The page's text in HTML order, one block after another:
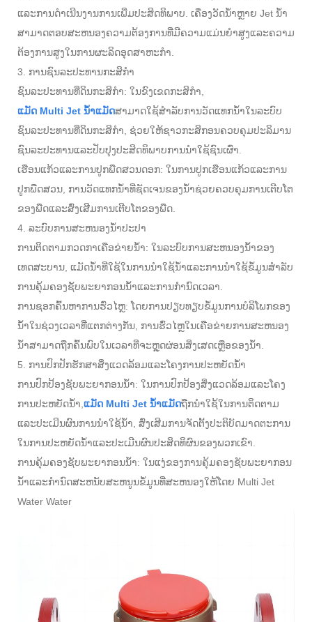
ແລະການດໍາເນີນງານການເພີ່ມປະສິດທິພາບ. ເຄື່ອງວັດນ້ໍາຫຼາຍ Jet ນ້ໍາ
ສາມາດຕອບສະຫນອງຄວາມຕ້ອງການທີ່ມີຄວາມແມ່ນຍໍາສູງແລະຄວາມ
ຕ້ອງການສູງໃນການຜະລິດອຸດສາຫະກໍາ.
3. ການຊົນລະປະທານກະສິກໍາ
ຊົນລະປະທານທີ່ດິນກະສິກໍາ: ໃນຂົງເຂດກະສິກໍາ,
ແມັດ Multi Jet ນ້ໍາແມັດສາມາດໃຊ້ສໍາລັບການວັດແທກນ້ໍາໃນລະບົບ
ຊົນລະປະທານທີ່ດິນກະສິກໍາ, ຊ່ວຍໃຫ້ຊາວກະສິກອນຄວບຄຸມປະລິມານ
ຊົນລະປະທານແລະປັບປຸງປະສິດທິພາບການນໍາໃຊ້ຊົນເຜົ່າ.
ເຮືອນແກ້ວແລະການປູກພືດສວນດອກ: ໃນການປູກເຮືອນແກ້ວແລະການ
ປູກພືດສວນ, ການວັດແທກນ້ໍາທີ່ຊັດເຈນຂອງນ້ໍາຊ່ວຍຄວບຄຸມການເຕີບໂຕ
ຂອງພືດແລະສົ່ງເສີມການເຕີບໂຕຂອງພືດ.
4. ລະບົບການສະຫນອງນ້ໍາປະປາ
ການຕິດຕາມກວດກາເຄືອຂ່າຍນ້ໍາ: ໃນລະບົບການສະຫນອງນ້ໍາຂອງ
ເທດສະບານ, ແມັດນ້ໍາທີ່ໃຊ້ໃນການນໍາໃຊ້ນ້ໍາແລະການນໍາໃຊ້ຂໍ້ມູນສໍາລັບ
ການຄຸ້ມຄອງຊັບພະຍາກອນນ້ໍາແລະການກໍານົດເວລາ.
ການຊອກຄົ້ນຫາການຮົ່ວໄຫຼ: ໂດຍການປຽບທຽບຂໍ້ມູນການບໍລິໂພກຂອງ
ນ້ໍາໃນຊ່ວງເວລາທີ່ແຕກຕ່າງກັນ, ການຮົ່ວໄຫຼໃນເຄືອຂ່າຍການສະຫນອງ
ນໍ້າສາມາດຖືກຄົ້ນພົບໃນເວລາທີ່ຈະຫຼຸດຜ່ອນສິ່ງເສດເຫຼືອຂອງນ້ໍາ.
5. ການປົກປັກຮັກສາສິ່ງແວດລ້ອມແລະໂຄງການປະຫຍັດນໍ້າ
ການປົກປ້ອງຊັບພະຍາກອນນ້ໍາ: ໃນການປົກປ້ອງສິ່ງແວດລ້ອມແລະໂຄງ
ການປະຫຍັດນ້ໍາ, ແມັດ Multi Jet ນ້ໍາແມັດຖືກນໍາໃຊ້ໃນການຕິດຕາມ
ແລະປະເມີນຜົນການນໍາໃຊ້ນ້ໍາ, ສົ່ງເສີມການຈັດຕັ້ງປະຕິບັດມາດຕະການ
ໃນການປະຫຍັດນ້ໍາແລະປະເມີນຜົນປະສິດທິຜົນຂອງພວກເຂົາ.
ການຄຸ້ມຄອງຊັບພະຍາກອນນ້ໍາ: ໃນແງ່ຂອງການຄຸ້ມຄອງຊັບພະຍາກອນ
ນ້ໍາແລະກໍານົດສະຫນັບສະຫນູນຂໍ້ມູນທີ່ສະຫນອງໃຫ້ໂດຍ Multi Jet
Water Water